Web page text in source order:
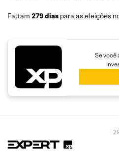
Faltam 279 dias para as eleições
Se você